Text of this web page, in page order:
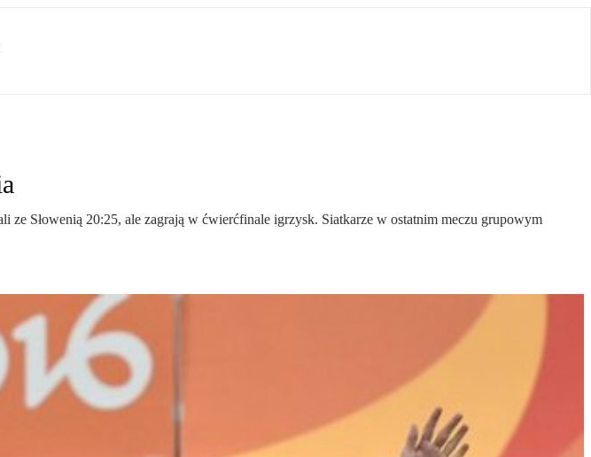
ze Słowenią 20:25, ale zagrają w ćwierćfinale igrzysk. Siatkarze w ostatnim meczu grupowym